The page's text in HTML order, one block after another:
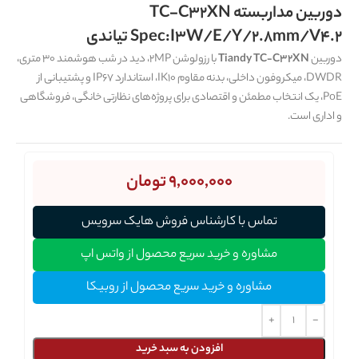
دوربین مداربسته TC-C32XN
Spec:I3W/E/Y/2.8mm/V4.2 تیاندی
دوربینTiandy TC‑C32XN
با رزولوشن 2MP، دید در شب هوشمند 30 متری،
DWDR، میکروفون داخلی، بدنه مقاوم IK10، استاندارد IP67 و پشتیبانی از
PoE، یک انتخاب مطمئن و اقتصادی برای پروژه‌های نظارتی خانگی، فروشگاهی
و اداری است.
9,000,000تومان
تماس با کارشناس فروش هایک سرویس
مشاوره و خرید سریع محصول از واتس اپ
مشاوره و خرید سریع محصول از روبیکا
افزودن به سبد خرید